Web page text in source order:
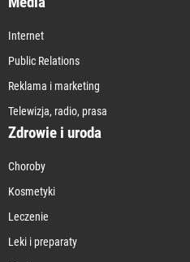
Internet
Public Relations
Reklama i marketing
Telewizja, radio, prasa
Zdrowie i uroda
Choroby
Kosmetyki
Leczenie
Leki i preparaty